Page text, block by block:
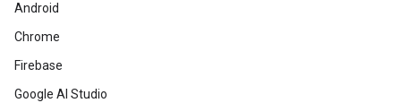
Android
Chrome
Firebase
Google AI Studio